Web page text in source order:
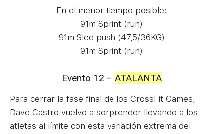
En el menor tiempo posible:
91m Sprint (run)
91m Sled push (47,5/36KG)
91m Sprint (run)
Evento 12 – ATALANTA
Para cerrar la fase final de los CrossFit Games,
Dave Castro vuelvo a sorprender llevando a los
atletas al límite con esta variación extrema del